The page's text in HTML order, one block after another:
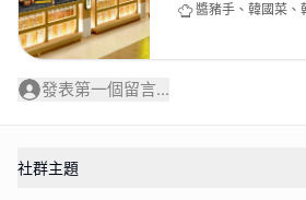
308號舖
醬豬手、韓國菜、
發表第一個留言...
社群主題